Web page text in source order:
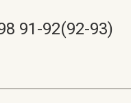
91-92(92-93)